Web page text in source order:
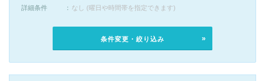
詳細条件
なし (曜日や時間帯を指定できます)
条件変更・絞り込み